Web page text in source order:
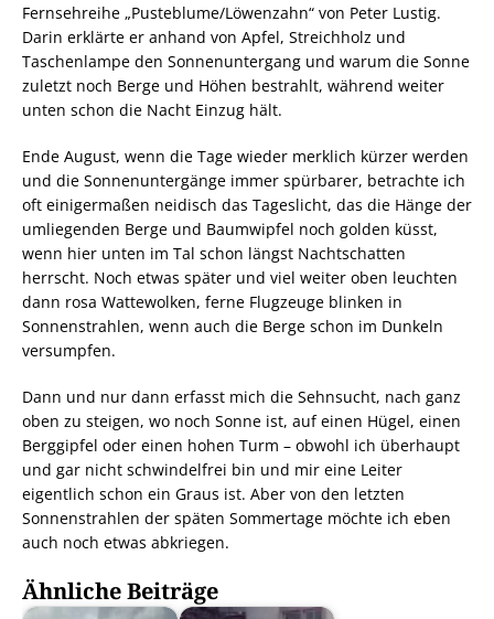
Fernsehreihe „Pusteblume/Löwenzahn“ von Peter Lustig.
Darin erklärte er anhand von Apfel, Streichholz und
Taschenlampe den Sonnenuntergang und warum die Sonne
zuletzt noch Berge und Höhen bestrahlt, während weiter
unten schon die Nacht Einzug hält.
Ende August, wenn die Tage wieder merklich kürzer werden
und die Sonnenuntergänge immer spürbarer, betrachte ich
oft einigermaßen neidisch das Tageslicht, das die Hänge der
umliegenden Berge und Baumwipfel noch golden küsst,
wenn hier unten im Tal schon längst Nachtschatten
herrscht. Noch etwas später und viel weiter oben leuchten
dann rosa Wattewolken, ferne Flugzeuge blinken in
Sonnenstrahlen, wenn auch die Berge schon im Dunkeln
versumpfen.
Dann und nur dann erfasst mich die Sehnsucht, nach ganz
oben zu steigen, wo noch Sonne ist, auf einen Hügel, einen
Berggipfel oder einen hohen Turm – obwohl ich überhaupt
und gar nicht schwindelfrei bin und mir eine Leiter
eigentlich schon ein Graus ist. Aber von den letzten
Sonnenstrahlen der späten Sommertage möchte ich eben
auch noch etwas abkriegen.
Ähnliche Beiträge